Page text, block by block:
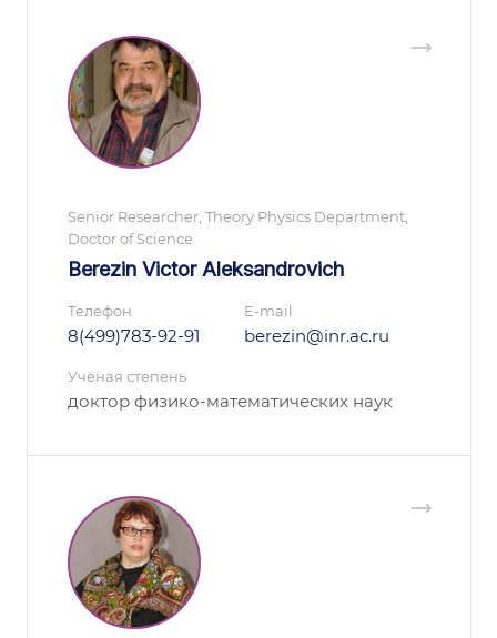
Senior Researcher, Theory Physics Department,
Doctor of Science
Berezin Victor Aleksandrovich
Телефон
8(499)783-92-91
E-mail
berezin@inr.ac.ru
Учёная степень
доктор физико-математических наук